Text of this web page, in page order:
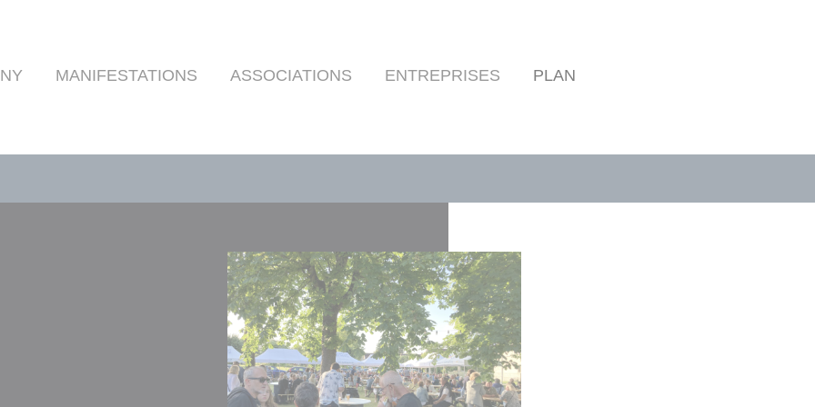
MANIFESTATIONS ASSOCIATIONS ENTREPRISES PLAN